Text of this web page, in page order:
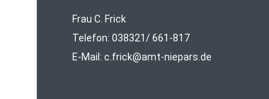
Frau C. Frick
Telefon: 038321/ 661-817
E-Mail: c.frick@amt-niepars.de